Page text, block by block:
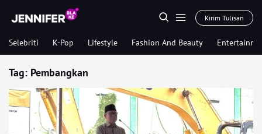
Kirim Tulisan
Selebriti K-Pop Lifestyle Fashion And Beauty
Tag: Pembangkan